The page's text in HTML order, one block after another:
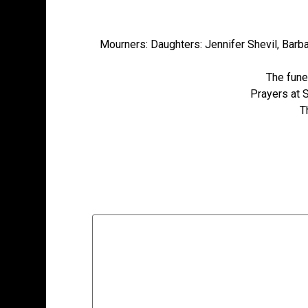
Mourners: Daughters: Jennifer Shevil,
The
Prayers at